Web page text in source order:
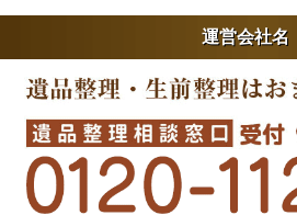
運営会社名